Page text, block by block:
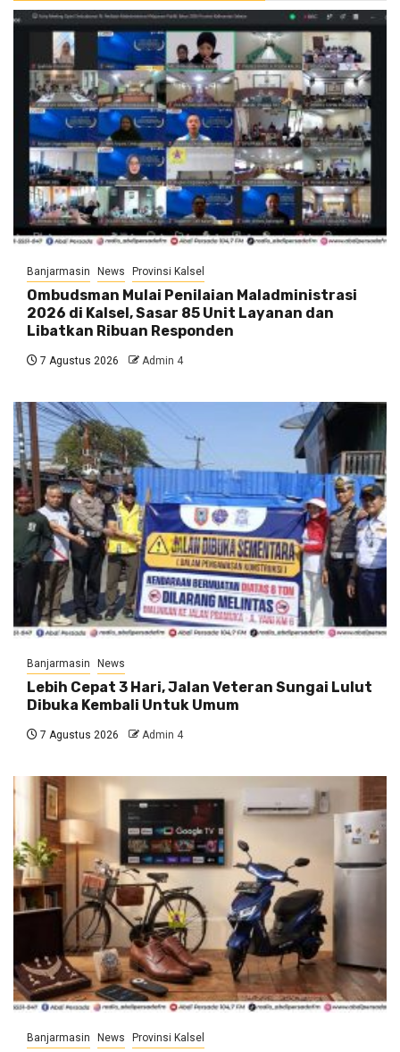
Banjarmasin News Provinsi Kalsel
Ombudsman Mulai Penilaian Maladministrasi
2026 di Kalsel, Sasar 85 Unit Layanan dan
Libatkan Ribuan Responden
7 Agustus 2026 Admin 4
Banjarmasin News
Lebih Cepat 3 Hari, Jalan Veteran Sungai Lulut
Dibuka Kembali Untuk Umum
7 Agustus 2026 Admin 4
Banjarmasin News Provinsi Kalsel